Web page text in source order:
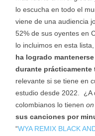
lo escucha en todo el
viene de una audiencia
52% de sus oyentes en
lo incluimos en esta
ha logrado
durante prácticamente
relevante si se tiene en
estudio desde 2022. ¿A
colombianos lo tienen
sus canciones por
“WYA REMIX BLACK